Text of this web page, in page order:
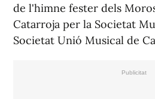
de l'himne fester dels
Catarroja per la Societat
Societat Unió Musical de